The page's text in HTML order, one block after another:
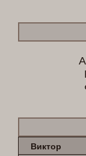
А
Виктор